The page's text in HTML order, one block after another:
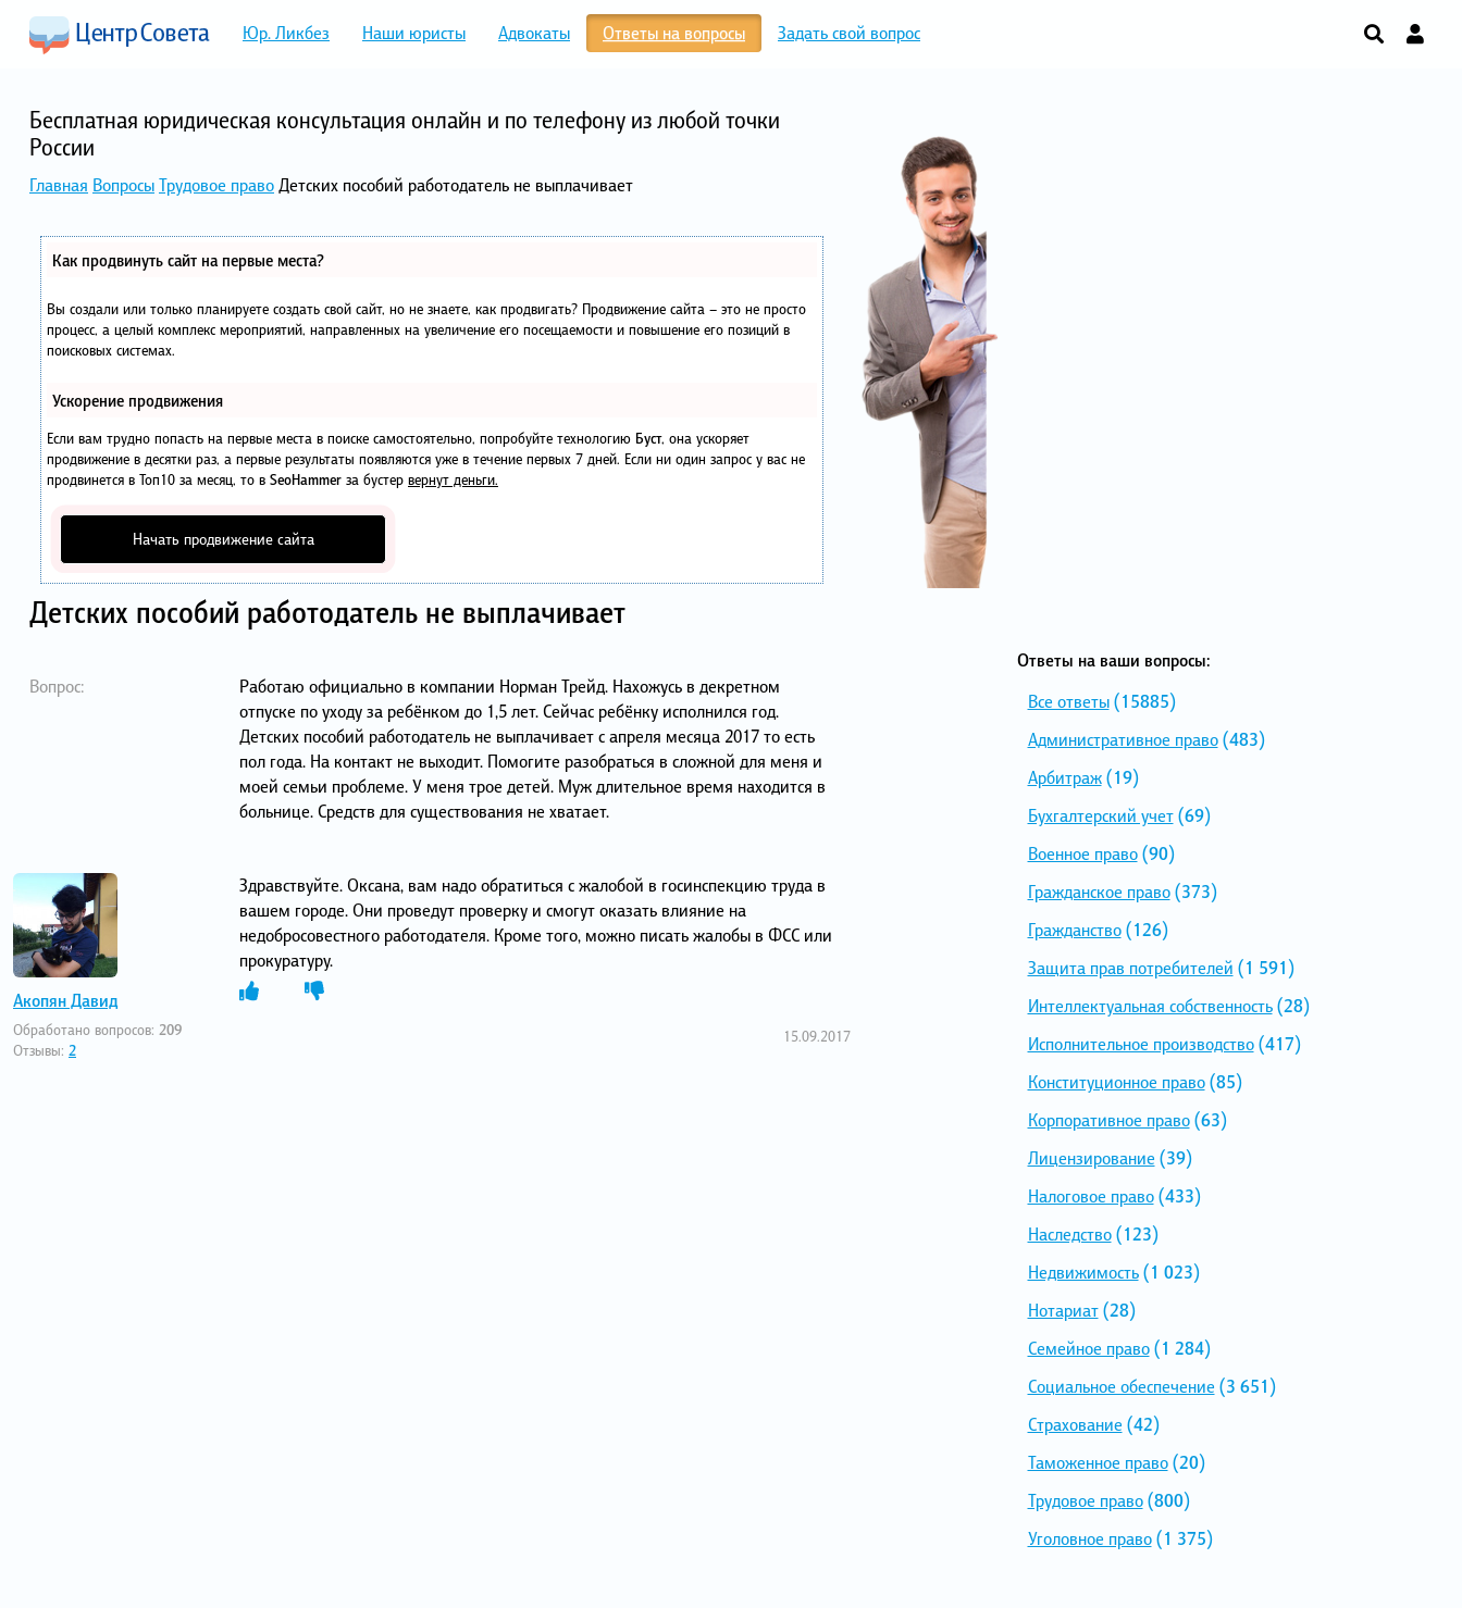
Юр. Ликбез Наши юристы Адвокаты Ответы на вопросы Задать свой вопрос
Бесплатная юридическая консультация онлайн и по телефону из любой точки
России
Главная ВопросыТрудовое правоДетских пособий работодатель не выплачивает
Как продвинуть сайт на первые места?
Вы создали или только планируете создать свой сайт, но не знаете, как продвигать? Продвижение сайта – это не просто
процесс, а целый комплекс мероприятий, направленных на увеличение его посещаемости и повышение его позиций в
поисковых системах.
Ускорение продвижения
Если вам трудно попасть на первые места в поиске самостоятельно, попробуйте технологию Буст, она ускоряет
продвижение в десятки раз, а первые результаты появляются уже в течение первых 7 дней. Если ни один запрос у вас не
продвинется в Топ10 за месяц, то в SeoHammer за бустер вернут деньги.
Начать продвижение сайта
Детских пособий работодатель не выплачивает
Вопрос:
Работаю официально в компании Норман Трейд. Нахожусь в декретном
отпуске по уходу за ребёнком до 1,5 лет. Сейчас ребёнку исполнился год.
Детских пособий работодатель не выплачивает с апреля месяца 2017 то есть
пол года. На контакт не выходит. Помогите разобраться в сложной для меня и
моей семьи проблеме. У меня трое детей. Муж длительное время находится в
больнице. Средств для существования не хватает.
Акопян Давид
Обработано вопросов: 209
Отзывы: 2
Здравствуйте. Оксана, вам надо обратиться с жалобой в госинспекцию труда в
вашем городе. Они проведут проверку и смогут оказать влияние на
недобросовестного работодателя. Кроме того, можно писать жалобы в ФСС или
прокуратуру.
15.09.2017
Ответы на ваши вопросы:
Все ответы(15885)
Административное право(483)
Арбитраж(19)
Бухгалтерский учет(69)
Военное право(90)
Гражданское право(373)
Гражданство(126)
Защита прав потребителей (1 591)
Интеллектуальная собственность(28)
Исполнительное производство(417)
Конституционное право(85)
Корпоративное право(63)
Лицензирование (39)
Налоговое право(433)
Наследство(123)
Недвижимость(1 023)
Нотариат(28)
Семейное право(1 284)
Социальное обеспечение (3 651)
Страхование (42)
Таможенное право(20)
Трудовое право(800)
Уголовное право(1 375)